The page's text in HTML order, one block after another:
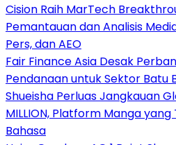
Cision Raih MarTech
Pemantauan dan Analisis
Pers, dan AEO
Fair Finance Asia Desak
Pendanaan untuk Sektor Batu
Shueisha Perluas Jangkauan
MILLION, Platform Manga
Bahasa